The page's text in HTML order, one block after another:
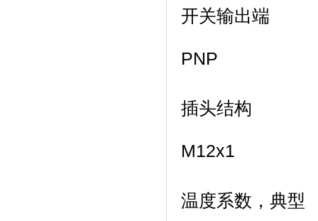
开关输出端
PNP
插头结构
M12x1
温度系数，典型